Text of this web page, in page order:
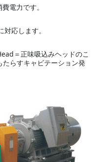
電力です。
応します。
＝正味吸込みヘッドのこ
らすキャビテーション発